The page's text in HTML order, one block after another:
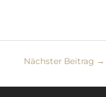
Nächster Beitrag →